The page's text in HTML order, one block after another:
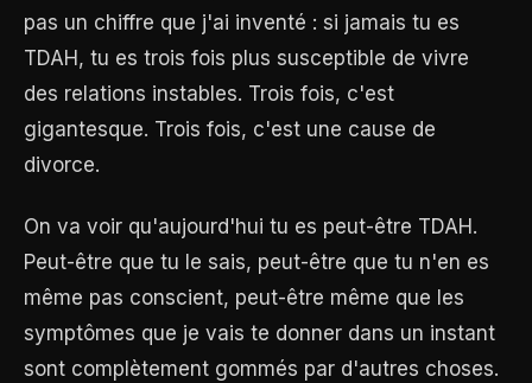
pas un chiffre que j'ai inventé : si jamais tu es
TDAH, tu es trois fois plus susceptible de vivre
des relations instables. Trois fois, c'est
gigantesque. Trois fois, c'est une cause de
divorce.
On va voir qu'aujourd'hui tu es peut-être TDAH.
Peut-être que tu le sais, peut-être que tu n'en es
même pas conscient, peut-être même que les
symptômes que je vais te donner dans un instant
sont complètement gommés par d'autres choses.